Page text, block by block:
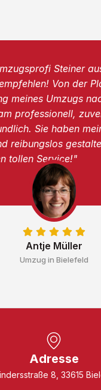
Antje Müller
Umzug in Bielefeld
Steiner
Von der
meines Umzugs
professionell,
Sie haben
reibungslos
tollen Service!"
Adresse
8, 33615